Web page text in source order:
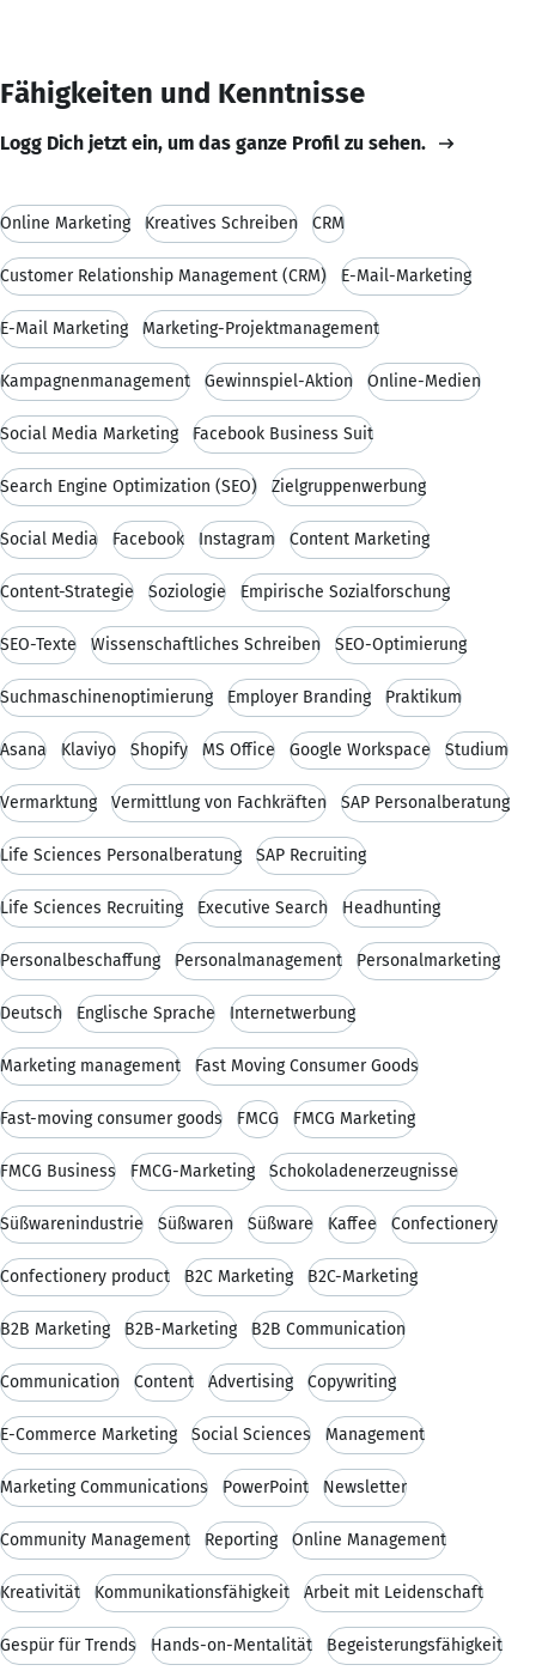
Fähigkeiten und Kenntnisse
Logg Dich jetzt ein, um das ganze Profil zu sehen.
Online Marketing Kreatives Schreiben CRM
Customer Relationship Management (CRM) E-Mail-Marketing
E-Mail Marketing Marketing-Projektmanagement
Kampagnenmanagement Gewinnspiel-Aktion Online-Medien
Social Media Marketing Facebook Business Suit
Search Engine Optimization (SEO) Zielgruppenwerbung
Social Media Facebook Instagram Content Marketing
Content-Strategie Soziologie Empirische Sozialforschung
SEO-Texte Wissenschaftliches Schreiben SEO-Optimierung
Suchmaschinenoptimierung Employer Branding Praktikum
Asana Klaviyo Shopify MS Office Google Workspace Studium
Vermarktung Vermittlung von Fachkräften SAP Personalberatung
Life Sciences Personalberatung SAP Recruiting
Life Sciences Recruiting Executive Search Headhunting
Personalbeschaffung Personalmanagement Personalmarketing
Deutsch Englische Sprache Internetwerbung
Marketing management Fast Moving Consumer Goods
Fast-moving consumer goods FMCG FMCG Marketing
FMCG Business FMCG-Marketing Schokoladenerzeugnisse
Süßwarenindustrie Süßwaren Süßware Kaffee Confectionery
Confectionery product B2C Marketing B2C-Marketing
B2B Marketing B2B-Marketing B2B Communication
Communication Content Advertising Copywriting
E-Commerce Marketing Social Sciences Management
Marketing Communications PowerPoint Newsletter
Community Management Reporting Online Management
Kreativität Kommunikationsfähigkeit Arbeit mit Leidenschaft
Gespür für Trends Hands-on-Mentalität Begeisterungsfähigkeit